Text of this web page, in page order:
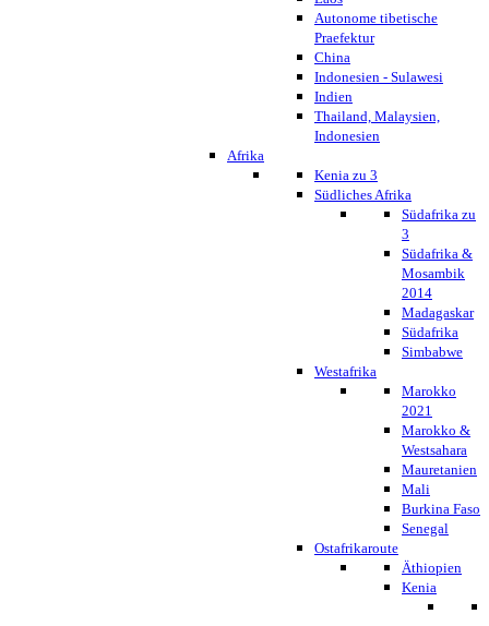
Autonome tibetische
Praefektur
China
Indonesien - Sulawesi
Indien
Thailand, Malaysien,
Indonesien
Afrika
Kenia zu 3
Südliches Afrika
Südafrika zu
3
Südafrika &
Mosambik
2014
Madagaskar
Südafrika
Simbabwe
Westafrika
Marokko
2021
Marokko &
Westsahara
Mauretanien
Mali
Burkina Faso
Senegal
Ostafrikaroute
Äthiopien
Kenia